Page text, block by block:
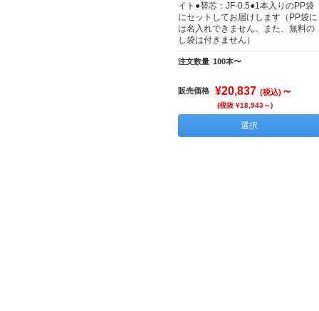
イト●替芯：JF-0.5●1本入りのPP袋
にセットしてお届けします（PP袋に
は名入れできません。また、無料の
し袋は付きません）
注文数量 100本〜
販売価格 ¥20,837 (税込) ～
(税抜 ¥18,943～)
選択